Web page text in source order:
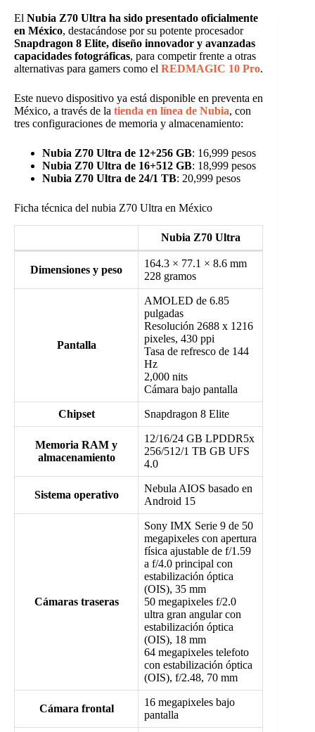
El Nubia Z70 Ultra ha sido presentado oficialmente
en México, destacándose por su potente procesador
Snapdragon 8 Elite, diseño innovador y avanzadas
capacidades fotográficas, para competir frente a otras
alternativas para gamers como el REDMAGIC 10 Pro.
Este nuevo dispositivo ya está disponible en preventa en
México, a través de la tienda en línea de Nubia, con
tres configuraciones de memoria y almacenamiento:
Nubia Z70 Ultra de 12+256 GB: 16,999 pesos
Nubia Z70 Ultra de 16+512 GB: 18,999 pesos
Nubia Z70 Ultra de 24/1 TB: 20,999 pesos
Ficha técnica del nubia Z70 Ultra en México
Nubia Z70 Ultra
Dimensiones y peso
164.3 × 77.1 × 8.6 mm
228 gramos
Pantalla
AMOLED de 6.85
pulgadas
Resolución 2688 x 1216
pixeles, 430 ppi
Tasa de refresco de 144
Hz
2,000 nits
Cámara bajo pantalla
Chipset Snapdragon 8 Elite
Memoria RAM y
almacenamiento
12/16/24 GB LPDDR5x
256/512/1 TB GB UFS
4.0
Sistema operativo
Nebula AIOS basado en
Android 15
Cámaras traseras
Sony IMX Serie 9 de 50
megapixeles con apertura
física ajustable de f/1.59
a f/4.0 principal con
estabilización óptica
(OIS), 35 mm
50 megapixeles f/2.0
ultra gran angular con
estabilización óptica
(OIS), 18 mm
64 megapixeles telefoto
con estabilización óptica
(OIS), f/2.48, 70 mm
Cámara frontal
16 megapixeles bajo
pantalla